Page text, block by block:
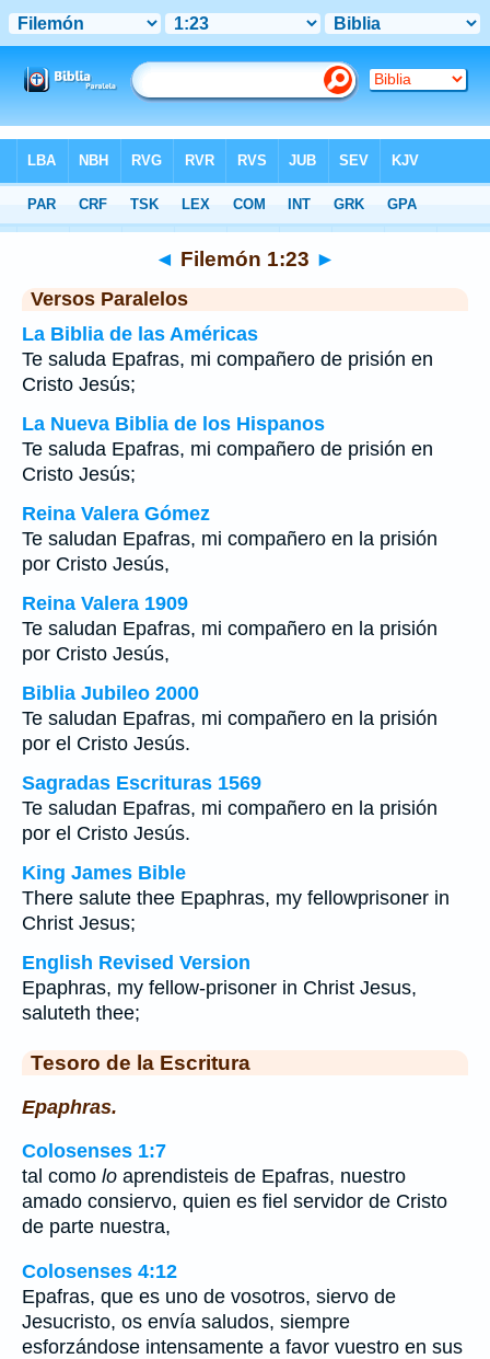
>Filemón Capítulo 1 > Verso 23
◄ Filemón 1:23 ►
Versos Paralelos
La Biblia de las Américas
Te saluda Epafras, mi compañero de prisión en
Cristo Jesús;
La Nueva Biblia de los Hispanos
Te saluda Epafras, mi compañero de prisión en
Cristo Jesús;
Reina Valera Gómez
Te saludan Epafras, mi compañero en la prisión
por Cristo Jesús,
Reina Valera 1909
Te saludan Epafras, mi compañero en la prisión
por Cristo Jesús,
Biblia Jubileo 2000
Te saludan Epafras, mi compañero en la prisión
por el Cristo Jesús.
Sagradas Escrituras 1569
Te saludan Epafras, mi compañero en la prisión
por el Cristo Jesús.
King James Bible
There salute thee Epaphras, my fellowprisoner in
Christ Jesus;
English Revised Version
Epaphras, my fellow-prisoner in Christ Jesus,
saluteth thee;
Tesoro de la Escritura
Epaphras.
Colosenses 1:7
tal como lo aprendisteis de Epafras, nuestro
amado consiervo, quien es fiel servidor de Cristo
de parte nuestra,
Colosenses 4:12
Epafras, que es uno de vosotros, siervo de
Jesucristo, os envía saludos, siempre
esforzándose intensamente a favor vuestro en sus